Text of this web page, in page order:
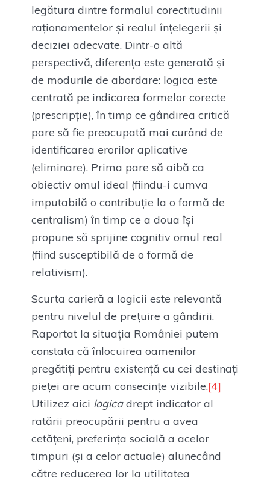
legătura dintre formalul corectitudinii
raționamentelor și realul înțelegerii și
deciziei adecvate. Dintr-o altă
perspectivă, diferența este generată și
de modurile de abordare: logica este
centrată pe indicarea formelor corecte
(prescripție), în timp ce gândirea critică
pare să fie preocupată mai curând de
identificarea erorilor aplicative
(eliminare). Prima pare să aibă ca
obiectiv omul ideal (fiindu-i cumva
imputabilă o contribuție la o formă de
centralism) în timp ce a doua își
propune să sprijine cognitiv omul real
(fiind susceptibilă de o formă de
relativism).
Scurta carieră a logicii este relevantă
pentru nivelul de prețuire a gândirii.
Raportat la situația României putem
constata că înlocuirea oamenilor
pregătiți pentru existență cu cei destinați
pieței are acum consecințe vizibile.[4]
Utilizez aici logicadrept indicator al
ratării preocupării pentru a avea
cetățeni, preferința socială a acelor
timpuri (și a celor actuale) alunecând
către reducerea lor la utilitatea